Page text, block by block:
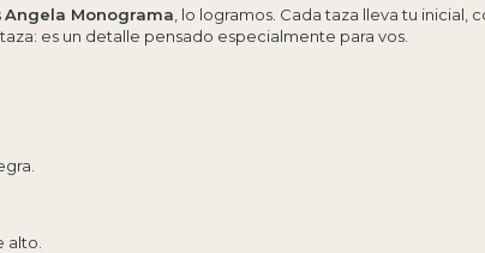
Angela Monograma , lo logramos. Cada taza lleva tu
es un detalle pensado especialmente para vos.
alto.